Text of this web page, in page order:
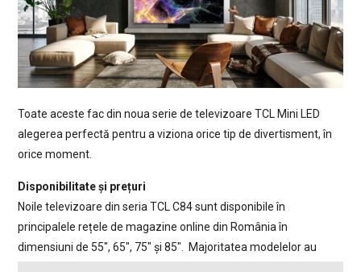
Toate aceste fac din noua serie de televizoare TCL Mini LED
alegerea perfectă pentru a viziona orice tip de divertisment, în
orice moment.
Disponibilitate și prețuri
Noile televizoare din seria TCL C84 sunt disponibile în
principalele rețele de magazine online din România în
dimensiuni de 55″, 65″, 75″ și 85″.
Majoritatea modelelor au